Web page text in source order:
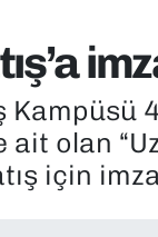
olan
için